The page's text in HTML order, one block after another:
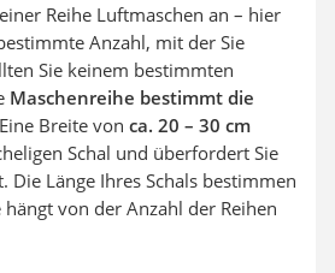
Reihe Luftmaschen an – hier
Anzahl, mit der Sie
Sie keinem bestimmten
Maschenreihe bestimmt die
Breite von ca. 20 – 30 cm
Schal und überfordert Sie
Die Länge Ihres Schals bestimmen
hängt von der Anzahl der Reihen